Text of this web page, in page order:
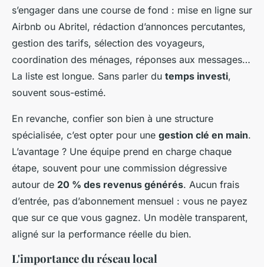
s’engager dans une course de fond : mise en ligne sur
Airbnb ou Abritel, rédaction d’annonces percutantes,
gestion des tarifs, sélection des voyageurs,
coordination des ménages, réponses aux messages…
La liste est longue. Sans parler du temps investi,
souvent sous-estimé.
En revanche, confier son bien à une structure
spécialisée, c’est opter pour une gestion clé en main.
L’avantage ? Une équipe prend en charge chaque
étape, souvent pour une commission dégressive
autour de 20 % des revenus générés. Aucun frais
d’entrée, pas d’abonnement mensuel : vous ne payez
que sur ce que vous gagnez. Un modèle transparent,
aligné sur la performance réelle du bien.
L'importance du réseau local